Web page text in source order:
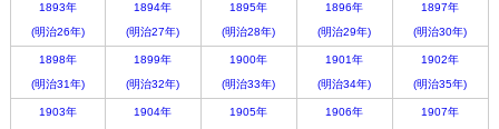
1893年
(明治26年)
1894年
(明治27年)
1895年
(明治28年)
1896年
(明治29年)
1897年
(明治30年)
1898年
(明治31年)
1899年
(明治32年)
1900年
(明治33年)
1901年
(明治34年)
1902年
(明治35年)
1903年
1904年
1905年
1906年
1907年